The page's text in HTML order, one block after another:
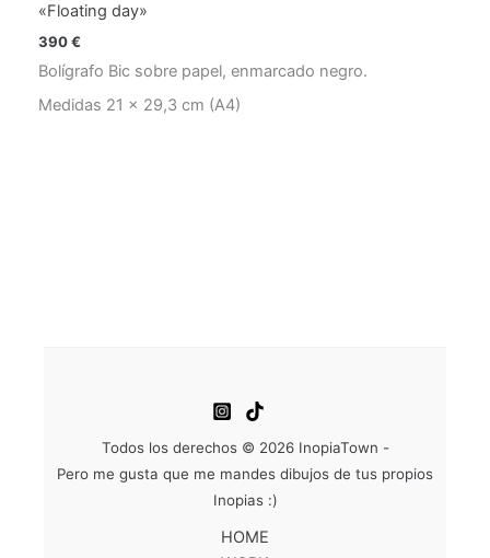
«Floating day»
390€
Bolígrafo Bic sobre papel, enmarcado negro.
Medidas 21 x 29,3 cm (A4)
Todos los derechos © 2026 InopiaTown -
Pero me gusta que me mandes dibujos de tus propios
Inopias :)
HOME